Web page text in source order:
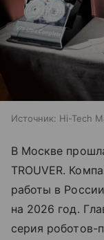
Источник: Hi-Tech
В Москве
TROUVER.
работы в
на 2026 год.
серия